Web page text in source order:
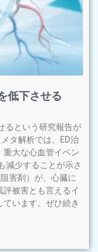
低下させる
るという研究報告が
タ解析では、ED治
大な心血管イベン
減少することが示さ
害剤）が、心臓に
被害とも言えるイ
います。ぜひ続き